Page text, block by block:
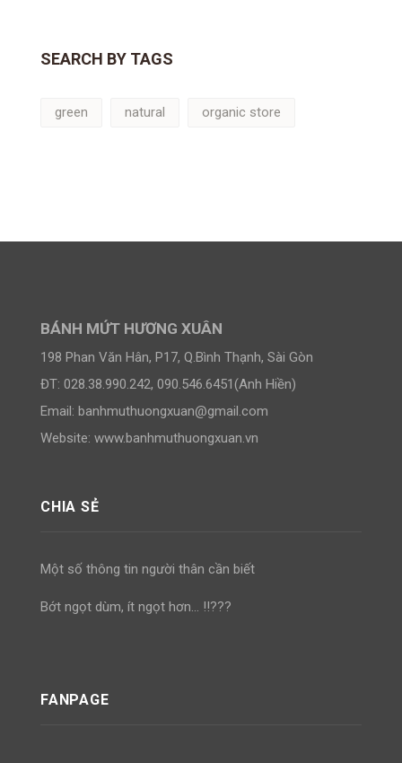
SEARCH BY TAGS
green natural organic store
BÁNH MỨT HƯƠNG XUÂN
198 Phan Văn Hân, P17, Q.Bình Thạnh, Sài Gòn
ĐT: 028.38.990.242, 090.546.6451(Anh Hiền)
Email: banhmuthuongxuan@gmail.com
Website: www.banhmuthuongxuan.vn
CHIA SẺ
Một số thông tin người thân cần biết
Bớt ngọt dùm, ít ngọt hơn… !!???
FANPAGE